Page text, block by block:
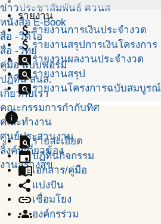
ข่าวประชาสัมพันธ์ ศวนส
หนังสือ E-Book
สื่อ -วีดีโอ
สื่อ -วิทยุ
คู่มือ แบบฟอร์ม
ปฎิทิน สนส.
เกี่ยวกับเรา
คณะกรรมการกำกับทิศ
คณะทำงาน
ศูนย์ประสานงาน
ลิ้งค์ที่เกี่ยวข้อง
งานสร้างสุข
รายงาน
attach_moneyรายงานการเงินประจำงวด
attach_moneyรายงานสรุปการเงินโครงการ
pageviewรายงานผลงานประจำงวด
pageviewรายงานสรุป
pageviewรายงานโครงการฉบับสมบูรณ์
info
find_in_pageรายละเอียด
eventปฏิทินกิจกรรม
menu_bookเอกสาร/คู่มือ
share แบ่งปัน
linkเชื่อมโยง
groupsองค์กรร่วม